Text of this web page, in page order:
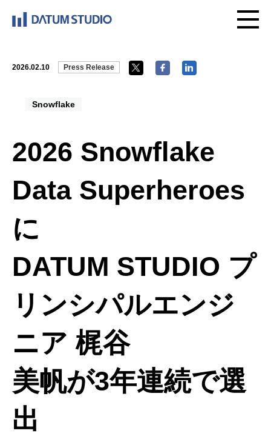
2026.02.10 Press Release
Snowflake
2026 Snowflake
Data Superheroes
に
DATUM STUDIO プ
リンシパルエンジ
ニア 梶谷
美帆が3年連続で選
出